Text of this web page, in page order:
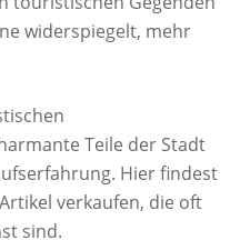
widerspiegelt, mehr
Teile der Stadt
Hier findest
verkaufen, die oft
sind.